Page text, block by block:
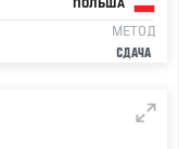
ПОЛЬША
МЕТОД
СДАЧА